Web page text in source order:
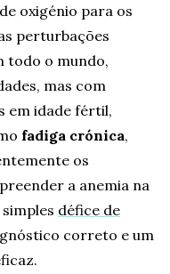
oxigénio para os
perturbações
todo o mundo,
mas com
em idade fértil,
fadiga crónica,
os
a anemia na
défice de
correto e um